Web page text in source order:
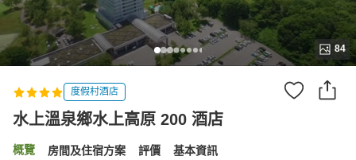
84
度假村酒店
水上溫泉鄉水上高原 200 酒店
概覽 房間及住宿方案 評價 基本資訊